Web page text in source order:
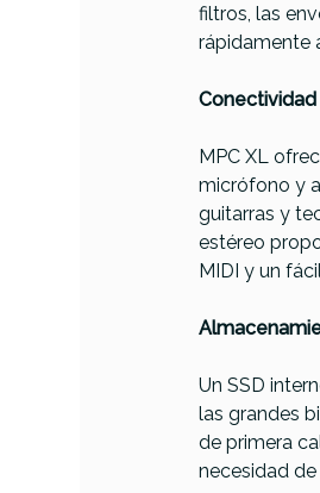
filtros, las
rápidamente
MPC XL
micrófono y
guitarras y
estéreo
MIDI y un
Un SSD
las grandes
de primera
necesidad